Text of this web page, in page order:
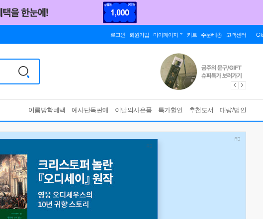
로그인 회원가입 마이페이지 카트 주문/배송 고객센터
여름방학혜택 예사단독판매 이달의사은품 특가할인 추천도서 대량/법인